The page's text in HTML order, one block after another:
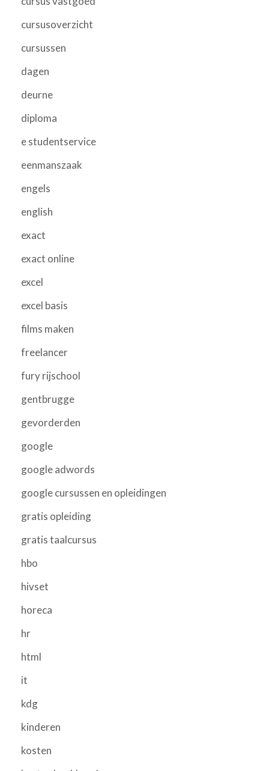
cursusoverzicht
cursussen
dagen
deurne
diploma
e studentservice
eenmanszaak
engels
english
exact
exact online
excel
excel basis
films maken
freelancer
fury rijschool
gentbrugge
gevorderden
google
google adwords
google cursussen en opleidingen
gratis opleiding
gratis taalcursus
hbo
hivset
horeca
hr
html
it
kdg
kinderen
kosten